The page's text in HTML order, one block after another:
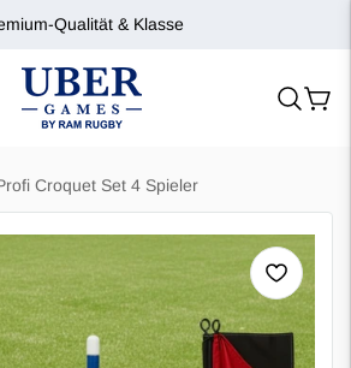
Qualität & Klasse
Croquet Set 4 Spieler